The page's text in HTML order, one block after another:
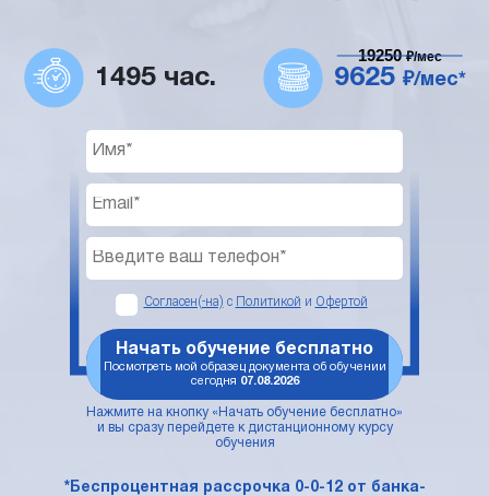
1495 час. 9625 ₽/мес*
19250₽/мес
Согласен(-на) с Политикой и Офертой
Начать обучение бесплатно
Посмотреть мой образец документа об обучении
сегодня 07.08.2026
Нажмите на кнопку «Начать обучение бесплатно»
и вы сразу перейдете к дистанционному курсу
обучения
*Беспроцентная рассрочка 0-0-12 от банка-